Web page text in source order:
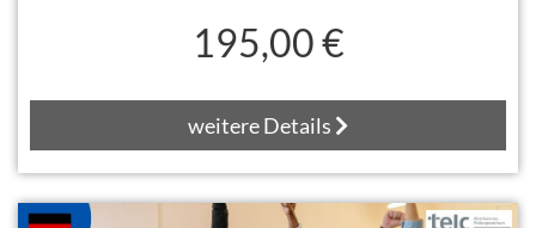
195,00 €
weitere Details